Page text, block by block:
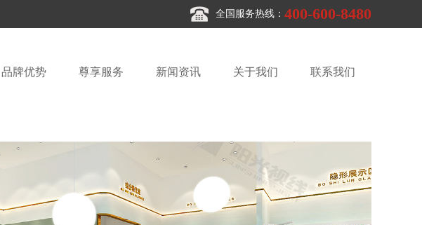
全国服务热线： 400-600-8480
品牌优势 尊享服务 新闻资讯 关于我们 联系我们